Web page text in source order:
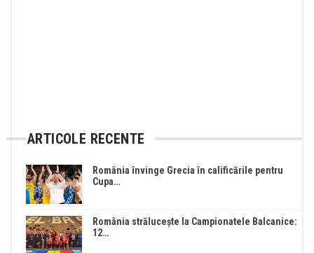
ARTICOLE RECENTE
România învinge Grecia în calificările pentru
Cupa…
România strălucește la Campionatele Balcanice:
12…